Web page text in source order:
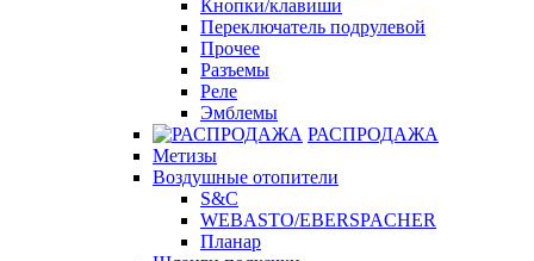
Кнопки/клавиши
Переключатель подрулевой
Прочее
Разъемы
Реле
Эмблемы
РАСПРОДАЖА
Метизы
Воздушные отопители
S&C
WEBASTO/EBERSPACHER
Планар